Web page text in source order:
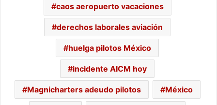
caos aeropuerto vacaciones
derechos laborales aviación
huelga pilotos México
incidente AICM hoy
Magnicharters adeudo pilotos México